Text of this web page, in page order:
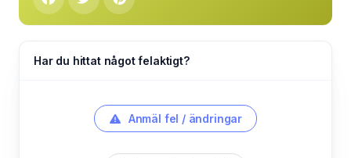
Har du hittat något felaktigt?
Anmäl fel / ändringar